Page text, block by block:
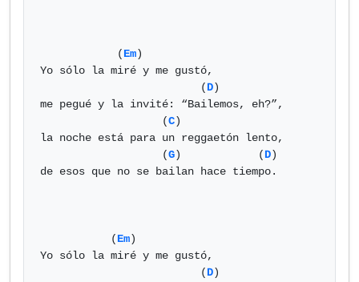
            (
Em)
Yo sólo la miré y me gustó,
                         (
D)
me pegué y la invité: “Bailemos, eh?”,
                   (
C)
la noche está para un reggaetón lento,
                   (
G)            (D)
de esos que no se bailan hace tiempo.
           (
Em)
Yo sólo la miré y me gustó,
                         (
D)